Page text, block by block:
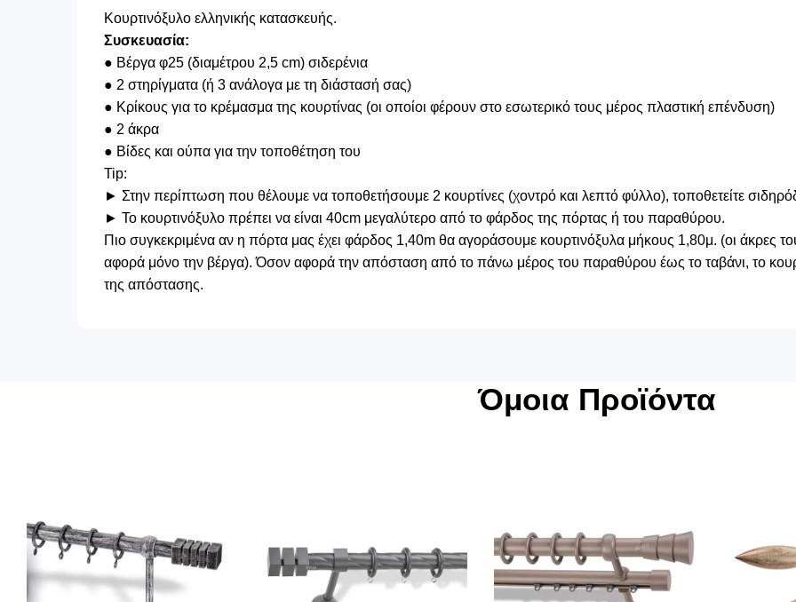
Κουρτινόξυλο ελληνικής κατασκευής.
Συσκευασία:
● Βέργα φ25 (διαμέτρου 2,5 cm) σιδερένια
● 2 στηρίγματα (ή 3 ανάλογα με τη διάστασή σας)
● Κρίκους για το κρέμασμα της κουρτίνας (οι οποίοι φέρουν στο εσωτερικό τους μέρος πλαστική επένδυση)
● 2 άκρα
● Βίδες και ούπα για την τοποθέτηση του
Tip:
► Στην περίπτωση που θέλουμε να τοποθετήσουμε 2 κουρτίνες (χοντρό και λεπτό φύλλο), τοποθετείτε
► Το κουρτινόξυλο πρέπει να είναι 40cm μεγαλύτερο από το φάρδος της πόρτας ή του παραθύρου.
Πιο συγκεκριμένα αν η πόρτα μας έχει φάρδος 1,40m θα αγοράσουμε κουρτινόξυλα μήκους 1,80μ. (οι άκρες
αφορά μόνο την βέργα). Όσον αφορά την απόσταση από το πάνω μέρος του παραθύρου έως το ταβάνι, το
της απόστασης.
Όμοια Προϊόντα